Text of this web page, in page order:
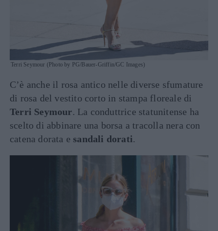
Terri Seymour (Photo by PG/Bauer-Griffin/GC Images)
C’è anche il rosa antico nelle diverse sfumature
di rosa del vestito corto in stampa floreale di
Terri Seymour. La conduttrice statunitense ha
scelto di abbinare una borsa a tracolla nera con
catena dorata e sandali dorati.